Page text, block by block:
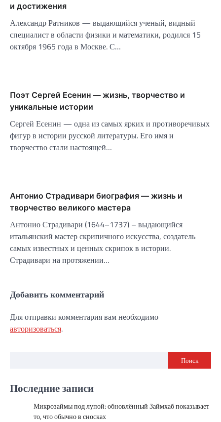
и достижения
Александр Ратников — выдающийся ученый, видный
специалист в области физики и математики, родился 15
октября 1965 года в Москве. С…
Поэт Сергей Есенин — жизнь, творчество и
уникальные истории
Сергей Есенин — одна из самых ярких и противоречивых
фигур в истории русской литературы. Его имя и
творчество стали настоящей…
Антонио Страдивари биография — жизнь и
творчество великого мастера
Антонио Страдивари (1644–1737) – выдающийся
итальянский мастер скрипичного искусства, создатель
самых известных и ценных скрипок в истории.
Страдивари на протяжении…
Добавить комментарий
Для отправки комментария вам необходимо
авторизоваться.
Поиск
Последние записи
Микрозаймы под лупой: обновлённый Займхаб показывает
то, что обычно в сносках